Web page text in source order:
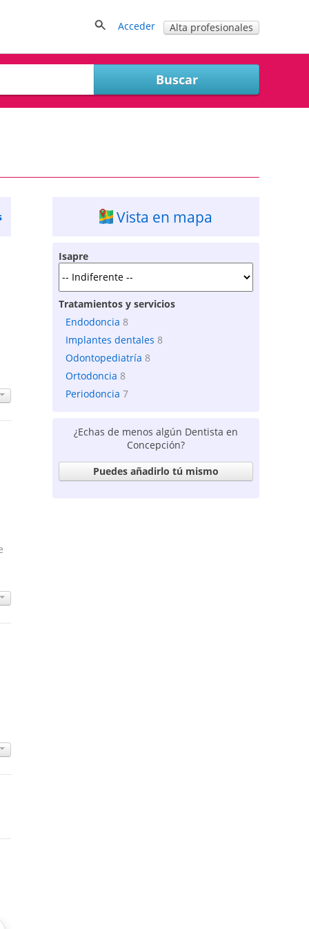
Acceder Alta profesionales
Vista en mapa
Isapre
Tratamientos y servicios
Endodoncia 8
Implantes dentales 8
Odontopediatría 8
Ortodoncia 8
Periodoncia 7
¿Echas de menos algún Dentista en
Concepción?
Puedes añadirlo tú mismo